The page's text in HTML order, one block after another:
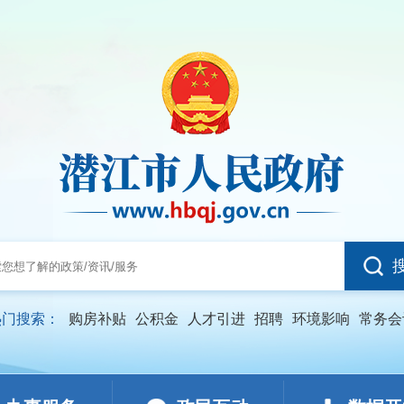
搜索： 购房补贴 公积金 人才引进 招聘 环境影响 常务